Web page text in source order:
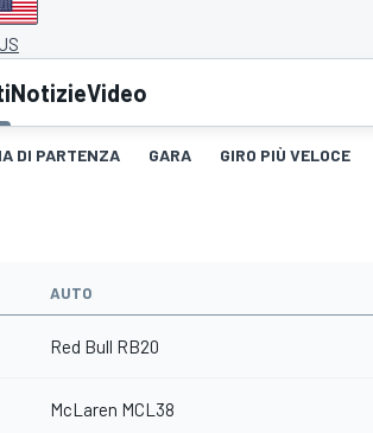
NotizieVideo
DI PARTENZA GARA GIRO PIÙ VELOCE
AUTO
Red Bull RB20
McLaren MCL38